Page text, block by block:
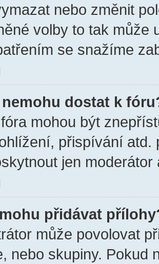
nebo změnit
volby to tak může
se snažíme
nemohu dostat k
mohou být
přispívání atd.
jen
přidávat
může povolovat
nebo skupiny. Pokud